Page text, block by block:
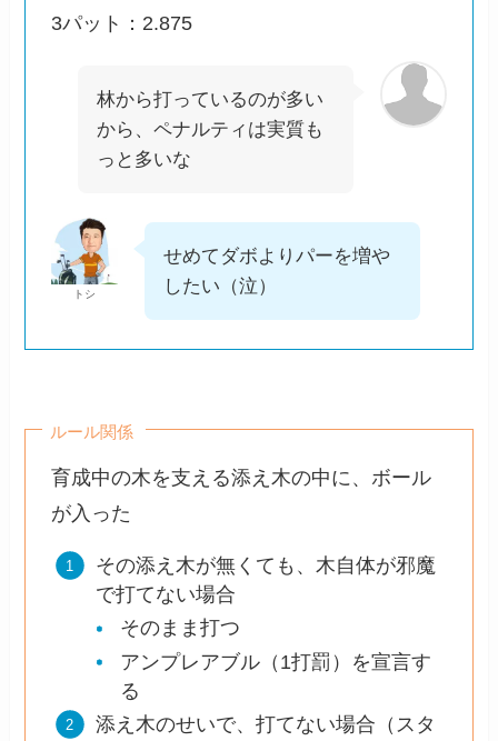
3パット：2.875
林から打っているのが多い
から、ペナルティは実質も
っと多いな
トシ
せめてダボよりパーを増や
したい（泣）
ルール関係
育成中の木を支える添え木の中に、ボール
が入った
その添え木が無くても、木自体が邪魔
で打てない場合
そのまま打つ
アンプレアブル（1打罰）を宣言す
る
添え木のせいで、打てない場合（スタ